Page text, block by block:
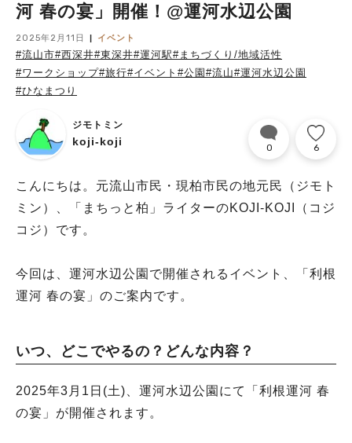
河 春の宴」開催！@運河水辺公園
2025年2月11日 イベント
#流山市#西深井#東深井#運河駅#まちづくり/地域活性
#ワークショップ#旅行#イベント #公園 #流山#運河水辺公園
#ひなまつり
ジモトミン
koji-koji 0 6
こんにちは。元流山市民・現柏市民の地元民（ジモト
ミン）、「まちっと柏」ライターのKOJI-KOJI（コジ
コジ）です。
今回は、運河水辺公園で開催されるイベント、「利根
運河 春の宴」のご案内です。
いつ、どこでやるの？どんな内容？
2025年3月1日(土)、運河水辺公園にて「利根運河 春
の宴」が開催されます。